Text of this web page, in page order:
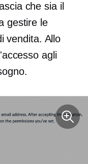
che sia il
gestire le
vendita. Allo
agli